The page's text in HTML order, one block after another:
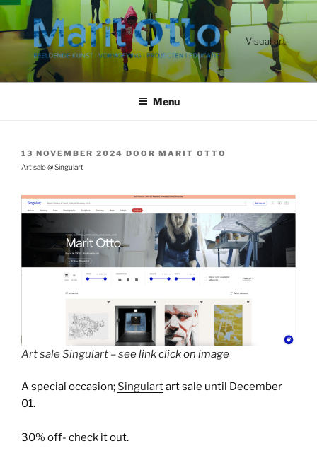
Ga
naar
de
Visual art
Menu
GEPLAATST
OP
13 NOVEMBER 2024 DOOR MARIT OTTO
Art sale @ Singulart
Art sale Singulart – see link click on image
A special occasion; Singulartart sale until December
01.
30% off- check it out.